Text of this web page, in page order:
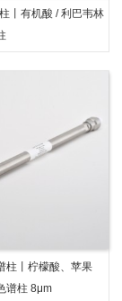
丨有机酸 / 利巴韦林
柱丨柠檬酸、苹果
谱柱 8μm